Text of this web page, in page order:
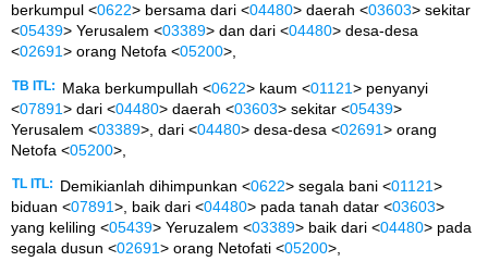
berkumpul <0622> bersama dari <04480> daerah <03603> sekitar
<05439> Yerusalem <03389> dan dari <04480> desa-desa
<02691> orang Netofa <05200>,
TB ITL: Maka berkumpullah <0622> kaum <01121> penyanyi
<07891> dari <04480> daerah <03603> sekitar <05439>
Yerusalem <03389>, dari <04480> desa-desa <02691> orang
Netofa <05200>,
TL ITL: Demikianlah dihimpunkan <0622> segala bani <01121>
biduan <07891>, baik dari <04480> pada tanah datar <03603>
yang keliling <05439> Yeruzalem <03389> baik dari <04480> pada
segala dusun <02691> orang Netofati <05200>,